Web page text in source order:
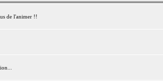
de l'animer !!